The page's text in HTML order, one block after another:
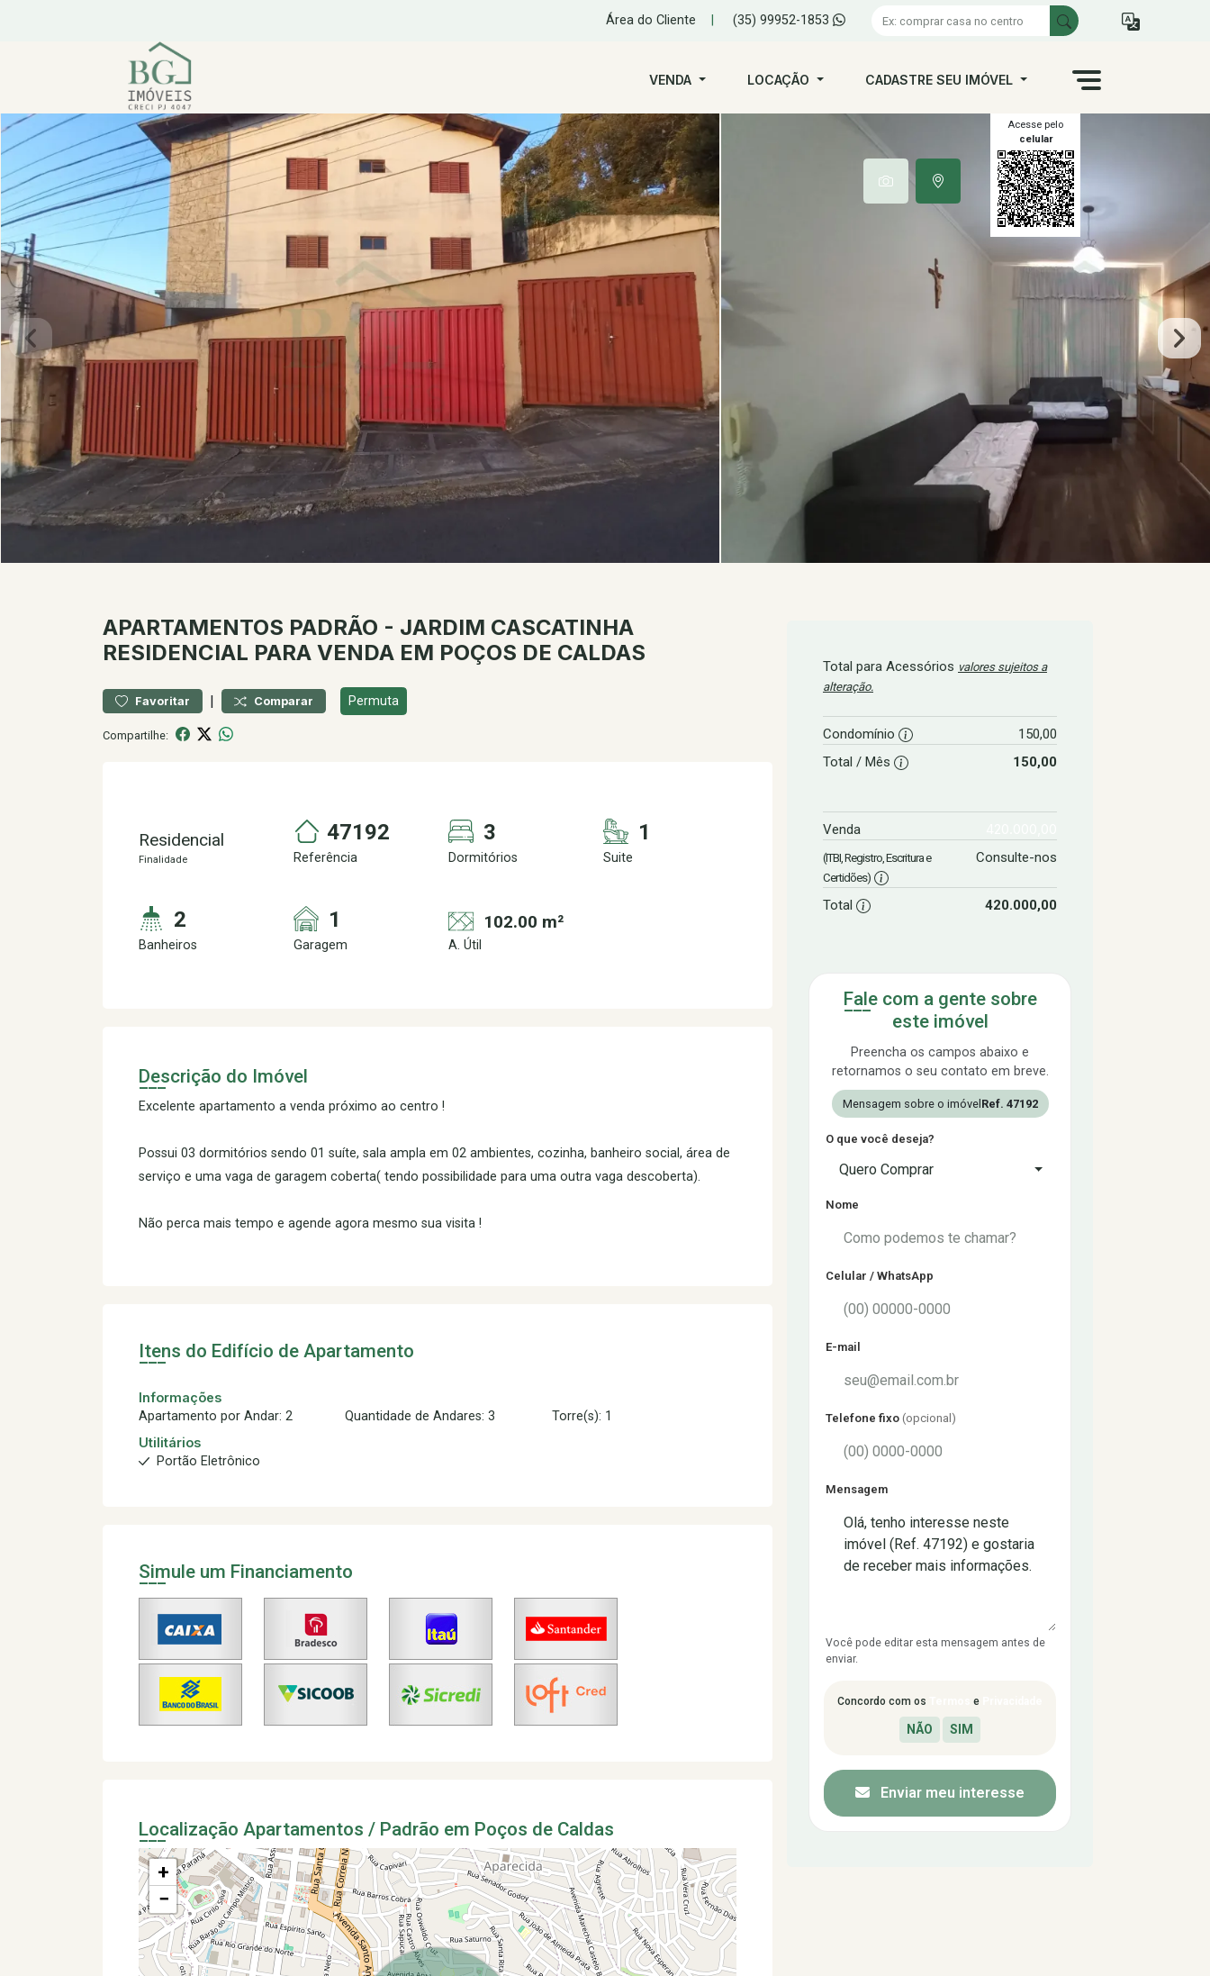
Área do Cliente (35) 99952-1853
VENDA LOCAÇÃO CADASTRE SEU IMÓVEL
Acesse pelo
celular
APARTAMENTOS PADRÃO - JARDIM CASCATINHA
RESIDENCIAL PARA VENDA EM POÇOS DE CALDAS
Favoritar | Comparar Permuta
Compartilhe:
Residencial
Finalidade
47192
Referência
3
Dormitórios
1
Suite
2
Banheiros
1
Garagem
102.00 m²
A. Útil
Descrição do Imóvel
Excelente apartamento a venda próximo ao centro !
Possui 03 dormitórios sendo 01 suíte, sala ampla em 02 ambientes, cozinha, banheiro social, área de
serviço e uma vaga de garagem coberta( tendo possibilidade para uma outra vaga descoberta).
Não perca mais tempo e agende agora mesmo sua visita !
Itens do Edifício de Apartamento
Informações
Apartamento por Andar: 2
Quantidade de Andares: 3
Torre(s): 1
Utilitários
Portão Eletrônico
Simule um Financiamento
Localização Apartamentos / Padrão em Poços de Caldas
+
−
Total para Acessórios valores sujeitos a
alteração.
Condomínio
150,00
Total / Mês
150,00
Venda
(ITBI, Registro, Escritura e
Certidões)
Consulte-nos
Total 420.000,00
Fale com a gente sobre
este imóvel
Preencha os campos abaixo e
retornamos o seu contato em breve.
Mensagem sobre o imóvel Ref. 47192
O que você deseja?
Quero Comprar
Nome
Celular / WhatsApp
E-mail
Telefone fixo (opcional)
Mensagem
Você pode editar esta mensagem antes de
enviar.
Concordo com os e
Enviar meu interesse